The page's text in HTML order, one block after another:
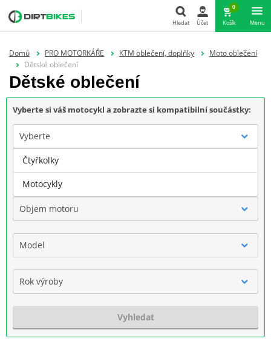
Hledat
Hledat Účet
0
Košík Menu
Domů PRO MOTORKÁŘE KTM oblečení, doplňky
Moto oblečení
Dětské oblečení
Dětské oblečení
Vyberte si váš motocykl a zobrazte si kompatibilní součástky:
Vyberte
Značka
Objem motoru
Model
Rok výroby
Vyhledat
Čtyřkolky
Motocykly